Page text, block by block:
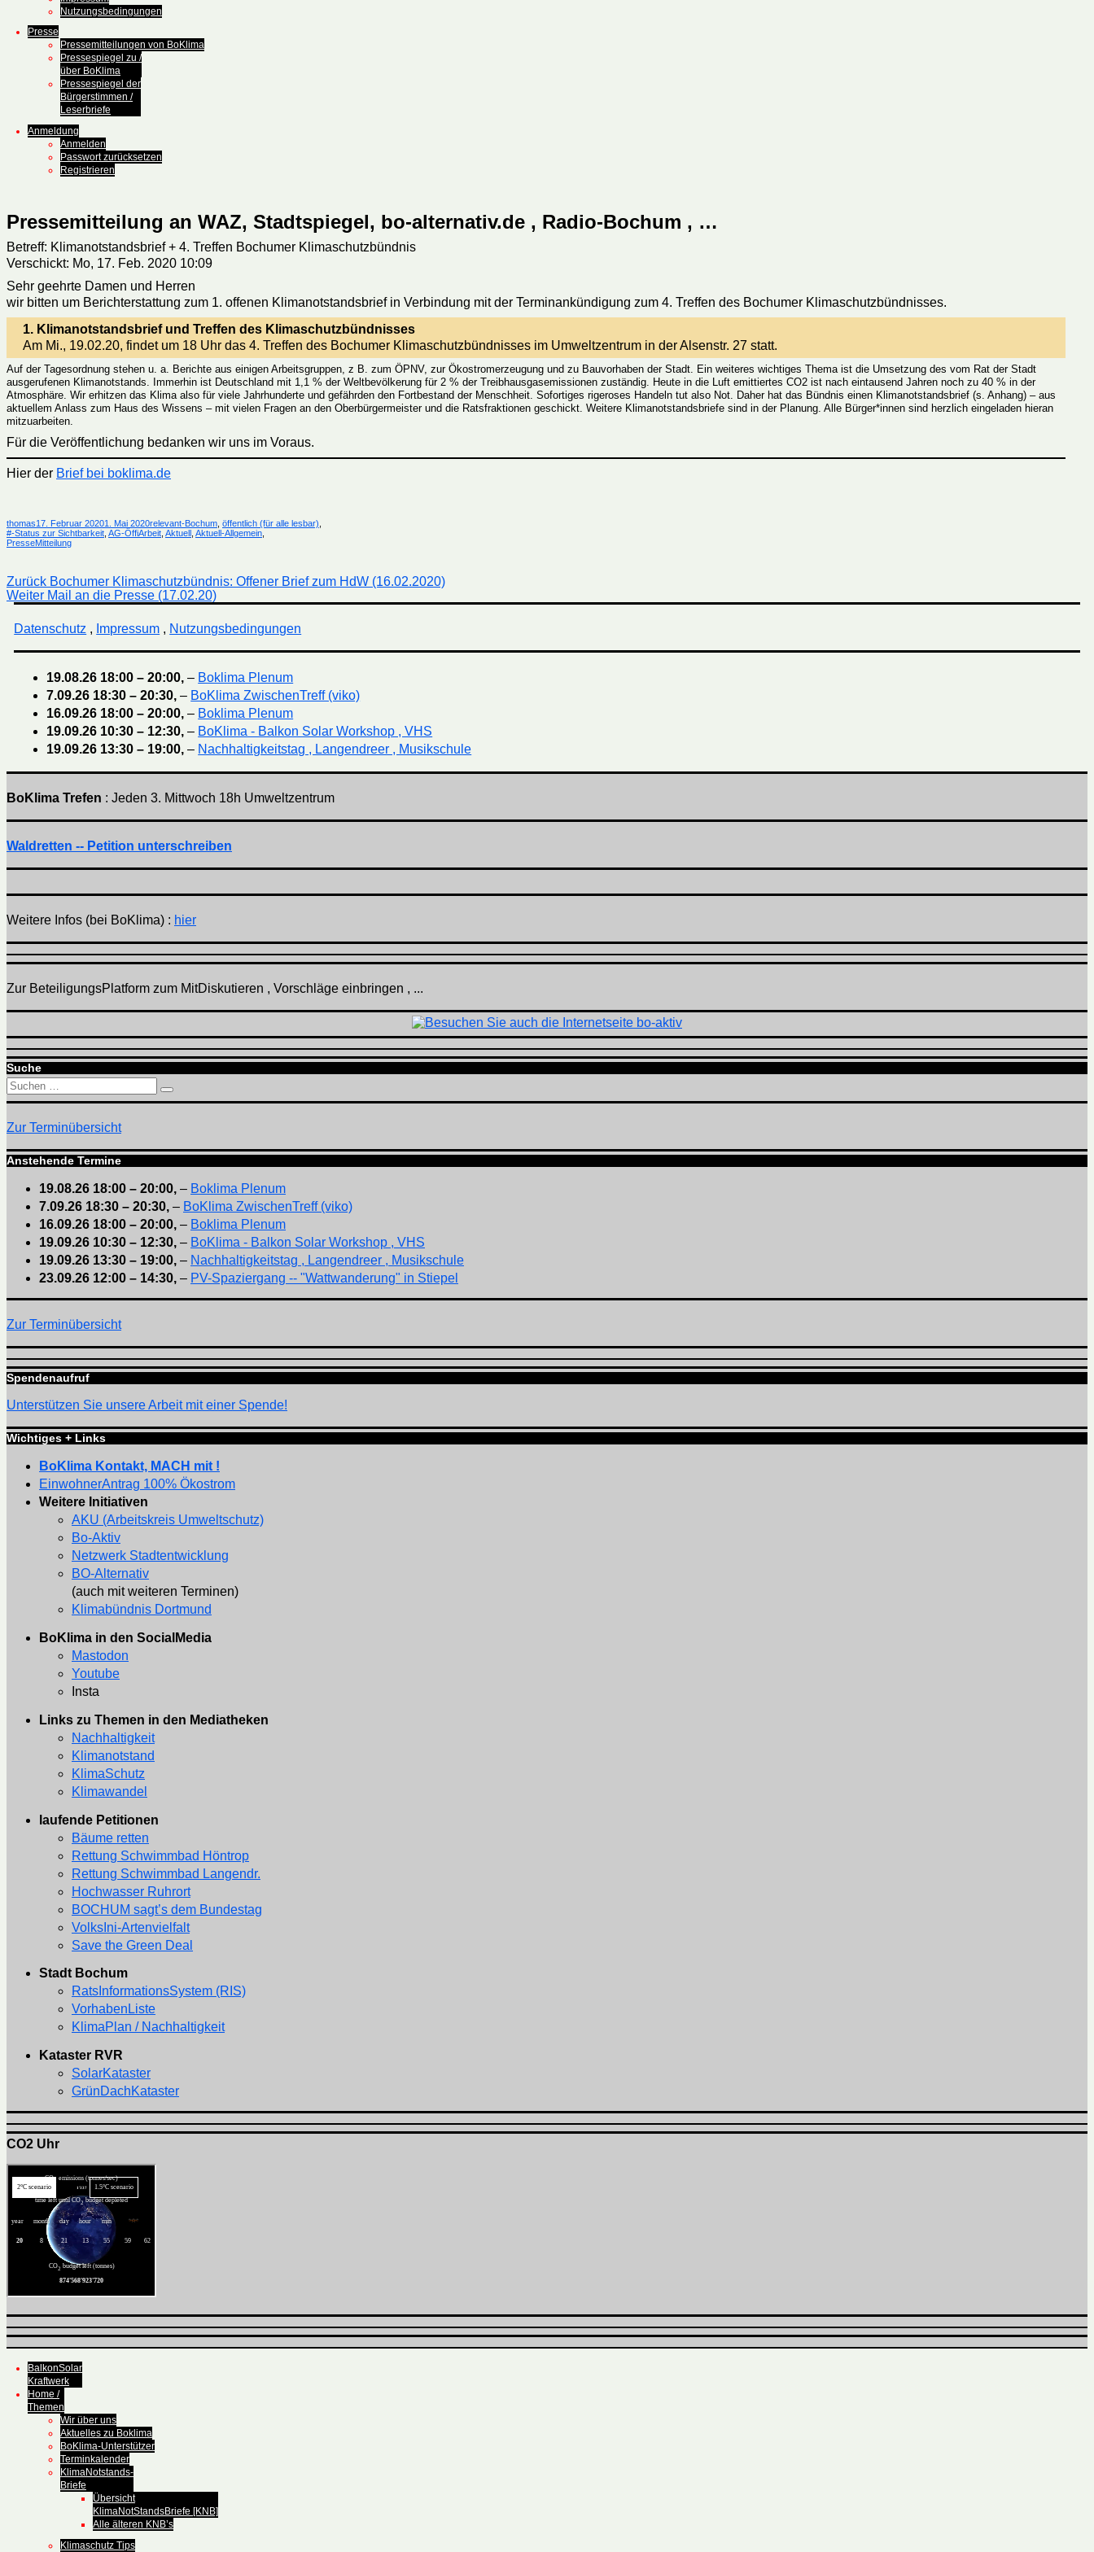
Nutzungsbedingungen
Presse
Pressemitteilungen von BoKlima
Pressespiegel zu /
über BoKlima
Pressespiegel der
Bürgerstimmen /
Leserbriefe
Anmeldung
Anmelden
Passwort zurücksetzen
Registrieren
Pressemitteilung an WAZ, Stadtspiegel, bo-alternativ.de , Radio-Bochum , …
Betreff: Klimanotstandsbrief + 4. Treffen Bochumer Klimaschutzbündnis
Verschickt: Mo, 17. Feb. 2020 10:09
Sehr geehrte Damen und Herren
wir bitten um Berichterstattung zum 1. offenen Klimanotstandsbrief in Verbindung mit der Terminankündigung zum 4. Treffen des Bochumer Klimaschutzbündnisses.
1. Klimanotstandsbrief und Treffen des Klimaschutzbündnisses
Am Mi., 19.02.20, findet um 18 Uhr das 4. Treffen des Bochumer Klimaschutzbündnisses im Umweltzentrum in der Alsenstr. 27 statt.
Auf der Tagesordnung stehen u. a. Berichte aus einigen Arbeitsgruppen, z B. zum ÖPNV, zur Ökostromerzeugung und zu Bauvorhaben der Stadt. Ein weiteres wichtiges Thema ist die Umsetzung des vom Rat der Stadt
ausgerufenen Klimanotstands. Immerhin ist Deutschland mit 1,1 % der Weltbevölkerung für 2 % der Treibhausgasemissionen zuständig. Heute in die Luft emittiertes CO2 ist nach eintausend Jahren noch zu 40 % in der
Atmosphäre. Wir erhitzen das Klima also für viele Jahrhunderte und gefährden den Fortbestand der Menschheit. Sofortiges rigeroses Handeln tut also Not. Daher hat das Bündnis einen Klimanotstandsbrief (s. Anhang) – aus
aktuellem Anlass zum Haus des Wissens – mit vielen Fragen an den Oberbürgermeister und die Ratsfraktionen geschickt. Weitere Klimanotstandsbriefe sind in der Planung. Alle Bürger*innen sind herzlich eingeladen hieran
mitzuarbeiten.
Für die Veröffentlichung bedanken wir uns im Voraus.
Hier der Brief bei boklima.de
Autor
thomasVeröffentlicht
am
17. Februar 20201. Mai 2020Kategorien
relevant-Bochum öffentlich (für alle lesbar)
#-Status zur Sichtbarkeit AG-ÖffiArbeit Aktuell Aktuell-Allgemein
PresseMitteilung
Beitragsnavigation
Zurück Vorheriger
Beitrag:
Bochumer Klimaschutzbündnis: Offener Brief zum HdW (16.02.2020)
Weiter Nächster
Beitrag:
Mail an die Presse (17.02.20)
Datenschutz , Impressum , Nutzungsbedingungen
19.08.26 18:00 – 20:00,– Boklima Plenum
7.09.26 18:30 – 20:30,– BoKlima ZwischenTreff (viko)
16.09.26 18:00 – 20:00,– Boklima Plenum
19.09.26 10:30 – 12:30,– BoKlima - Balkon Solar Workshop , VHS
19.09.26 13:30 – 19:00,– Nachhaltigkeitstag , Langendreer , Musikschule
BoKlima Trefen : Jeden 3. Mittwoch 18h Umweltzentrum
Waldretten -- Petition unterschreiben
Weitere Infos (bei BoKlima) : hier
Zur BeteiligungsPlatform zum MitDiskutieren , Vorschläge einbringen , ...
Suche
Suchen
nach:
Suchen
Zur Terminübersicht
Anstehende Termine
19.08.26 18:00 – 20:00, – Boklima Plenum
7.09.26 18:30 – 20:30, – BoKlima ZwischenTreff (viko)
16.09.26 18:00 – 20:00, – Boklima Plenum
19.09.26 10:30 – 12:30, – BoKlima - Balkon Solar Workshop , VHS
19.09.26 13:30 – 19:00, – Nachhaltigkeitstag , Langendreer , Musikschule
23.09.26 12:00 – 14:30, – PV-Spaziergang -- "Wattwanderung" in Stiepel
Zur Terminübersicht
Spendenaufruf
Unterstützen Sie unsere Arbeit mit einer Spende!
Wichtiges + Links
BoKlima Kontakt, MACH mit !
EinwohnerAntrag 100% Ökostrom
Weitere Initiativen
AKU (Arbeitskreis Umweltschutz)
Bo-Aktiv
Netzwerk Stadtentwicklung
BO-Alternativ
(auch mit weiteren Terminen)
Klimabündnis Dortmund
BoKlima in den SocialMedia
Mastodon
Youtube
Insta
Links zu Themen in den Mediatheken
Nachhaltigkeit
Klimanotstand
KlimaSchutz
Klimawandel
laufende Petitionen
Bäume retten
Rettung Schwimmbad Höntrop
Rettung Schwimmbad Langendr.
Hochwasser Ruhrort
BOCHUM sagt’s dem Bundestag
VolksIni-Artenvielfalt
Save the Green Deal
Stadt Bochum
RatsInformationsSystem (RIS)
VorhabenListe
KlimaPlan / Nachhaltigkeit
Kataster RVR
SolarKataster
GrünDachKataster
CO2 Uhr
BalkonSolar
Kraftwerk
Home /
Themen
Wir über uns
Aktuelles zu Boklima
BoKlima-Unterstützer
Terminkalender
KlimaNotstands-
Briefe
Übersicht
KlimaNotStandsBriefe [KNB]
Alle älteren KNB’s
Klimaschutz Tips